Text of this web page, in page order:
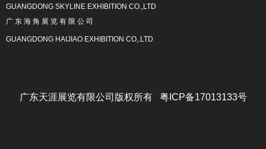
GUANGDONG SKYLINE EXHIBITION CO.,LTD
广 东 海 角 展 览 有 限 公 司
GUANGDONG HAIJIAO EXHIBITION CO,.LTD
广东天涯展览有限公司版权所有 粤ICP备17013133号